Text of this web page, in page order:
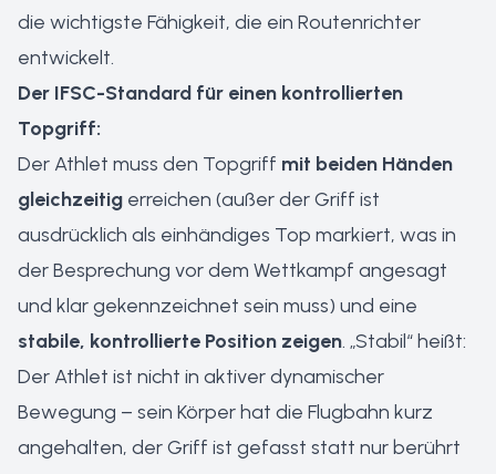
die wichtigste Fähigkeit, die ein Routenrichter
entwickelt.
Der IFSC-Standard für einen kontrollierten
Topgriff:
Der Athlet muss den Topgriff mit beiden Händen
gleichzeitig erreichen (außer der Griff ist
ausdrücklich als einhändiges Top markiert, was in
der Besprechung vor dem Wettkampf angesagt
und klar gekennzeichnet sein muss) und eine
stabile, kontrollierte Position zeigen. „Stabil“ heißt:
Der Athlet ist nicht in aktiver dynamischer
Bewegung – sein Körper hat die Flugbahn kurz
angehalten, der Griff ist gefasst statt nur berührt